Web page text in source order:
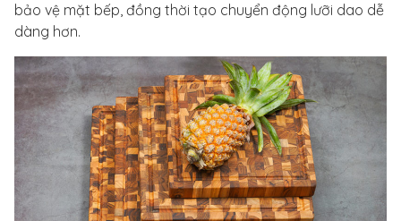
bảo vệ mặt bếp, đồng thời tạo chuyển động lưỡi dao dễ
dàng hơn.